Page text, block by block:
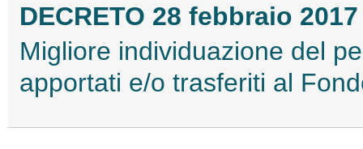
DECRETO 28 febbraio 2017
Migliore individuazione del
apportati e/o trasferiti al